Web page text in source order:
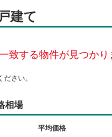
建て
致する物件が見つかり
さい。
相場
平均価格
新潟
徳島 香川
西予市(0
上浮穴郡久万高原町(1)
喜多郡内子町(
新市(1)
丹原町今井(1)
安用出作 (1
床暖房（
駐車場2台以上（0）
ＴＶモニタ付インターホン
（0 ）
り、居室全体
吹き抜け
二世帯向け（0）